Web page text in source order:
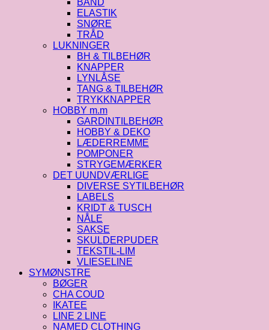
ELASTIK
SNØRE
TRÅD
LUKNINGER
BH & TILBEHØR
KNAPPER
LYNLÅSE
TANG & TILBEHØR
TRYKKNAPPER
HOBBY m.m
GARDINTILBEHØR
HOBBY & DEKO
LÆDERREMME
POMPONER
STRYGEMÆRKER
DET UUNDVÆRLIGE
DIVERSE SYTILBEHØR
LABELS
KRIDT & TUSCH
NÅLE
SAKSE
SKULDERPUDER
TEKSTIL-LIM
VLIESELINE
SYMØNSTRE
BØGER
CHA COUD
IKATEE
LINE 2 LINE
NAMED CLOTHING